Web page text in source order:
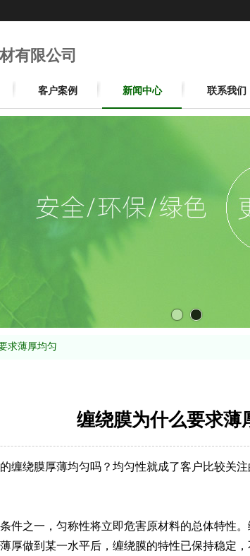
有限公司
客户案例 新闻中心 联系我们
求薄厚均匀
缠绕膜为什么要求薄
缠绕膜厚薄均匀吗？均匀性就成了客户比较关
件之一，匀称性将立即危害原材料的总体特性
厚做到某一水平后，缠绕膜的特性已保持稳定，